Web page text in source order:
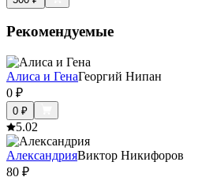
Рекомендуемые
Алиса и ГенаГеоргий Нипан
0 ₽
0 ₽
5.02
АлександрияВиктор Никифоров
80 ₽